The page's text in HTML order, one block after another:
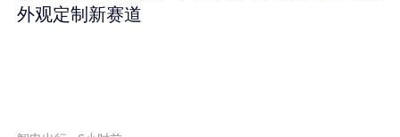
外观定制新赛道